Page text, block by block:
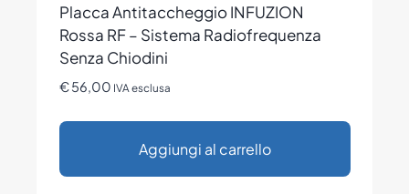
Placca Antitaccheggio INFUZION
Rossa RF – Sistema Radiofrequenza
Senza Chiodini
€56,00 IVA esclusa
Aggiungi al carrello